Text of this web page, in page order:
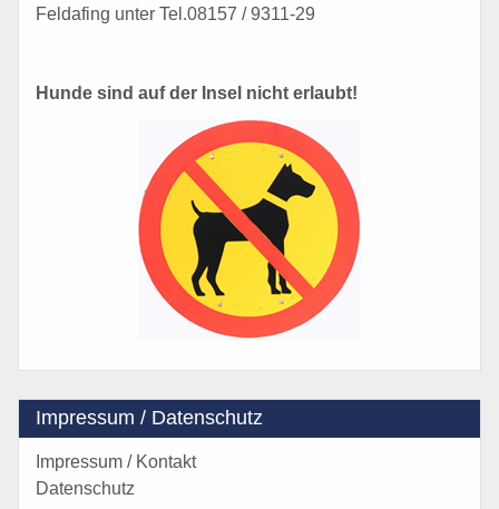
Feldafing unter Tel.08157 / 9311-29
Hunde sind auf der Insel nicht erlaubt!
Impressum / Datenschutz
Impressum / Kontakt
Datenschutz